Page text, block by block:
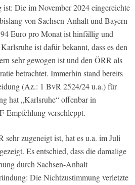
Die im November 2024 eingereichte
von Sachsen-Anhalt und Bayern
Euro pro Monat ist hinfällig und
ist dafür bekannt, dass es den
sehr gewogen ist und den ÖRR als
betrachtet. Immerhin stand bereits
(Az.: 1 BvR 2524/24 u.a.) für
hat „Karlsruhe“ offenbar in
Empfehlung verschleppt.
sehr zugeneigt ist, hat es u.a. im Juli
Es entschied, dass die damalige
durch Sachsen-Anhalt
Die Nichtzustimmung verletzte